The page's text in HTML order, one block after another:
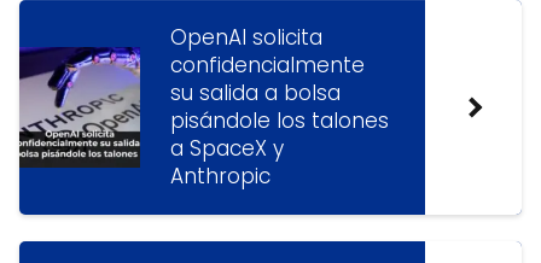
OpenAI solicita
confidencialmente
su salida a bolsa
pisándole los talones
a SpaceX y
Anthropic